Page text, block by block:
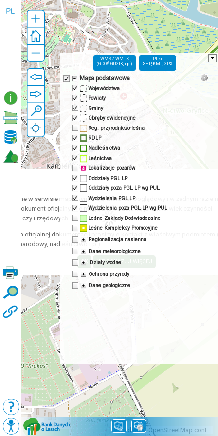
Map data © OpenStreetMap contributors, CC-BY-SA
Podkłady Mapy BDL
WMS / WMTS
(GDOŚ, GUGIK, itp.)
Pliki
SHP, KML, GPX
Mapa podstawowa
Województwa
Powiaty
Gminy
Obręby ewidencyjne
Reg. przyrodniczo-leśna
RDLP
Nadleśnictwa
Leśnictwa
Lokalizacje pożarów
Oddziały PGL LP
Oddziały poza PGL LP wg PUL
Wydzielenia PGL LP
Wydzielenia poza PGL LP wg PUL
Leśne Zakłady Doświadczalne
Leśne Kompleksy Promocyjne
Regionalizacja nasienna
Dane meteorologiczne
Działy wodne
Ochrona przyrody
Dane geologiczne
w serwisie mapowym mają charakter poglądowy i w żadnym razie
jako dokument oficjalny. Nie mogą być podstawą jakichkolwiek czynności
czy urzędowych.
oficjalnej dokumentacji prosimy o kontakt z właściwym podmiotem
park narodowy, nadleśnictwo itp.)